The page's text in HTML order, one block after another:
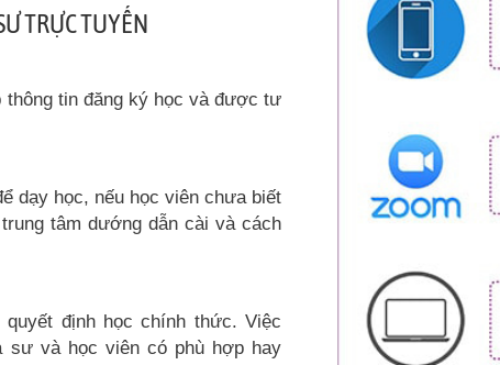
TRỰC TUYẾN
thông tin đăng ký học và được tư
dạy học, nếu học viên chưa biết
tâm dướng dẫn cài và cách
định học chính thức. Việc
sư và học viên có phù hợp hay